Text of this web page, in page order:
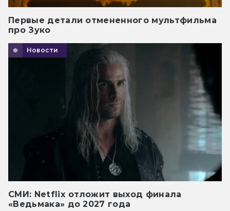
Первые детали отмененного мультфильма
про Зуко
Новости
СМИ: Netflix отложит выход финала
«Ведьмака» до 2027 года